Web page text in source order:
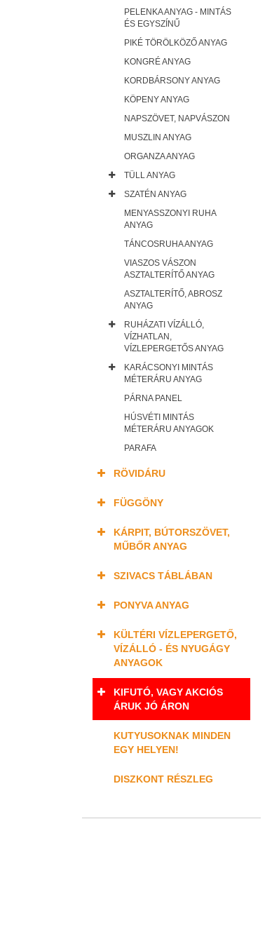
PELENKA ANYAG - MINTÁS
ÉS EGYSZÍNŰ
PIKÉ TÖRÖLKÖZŐ ANYAG
KONGRÉ ANYAG
KORDBÁRSONY ANYAG
KÖPENY ANYAG
NAPSZÖVET, NAPVÁSZON
MUSZLIN ANYAG
ORGANZA ANYAG
TÜLL ANYAG
SZATÉN ANYAG
MENYASSZONYI RUHA
ANYAG
TÁNCOSRUHA ANYAG
VIASZOS VÁSZON
ASZTALTERÍTŐ ANYAG
ASZTALTERÍTŐ, ABROSZ
ANYAG
RUHÁZATI VÍZÁLLÓ,
VÍZHATLAN,
VÍZLEPERGETŐS ANYAG
KARÁCSONYI MINTÁS
MÉTERÁRU ANYAG
PÁRNA PANEL
HÚSVÉTI MINTÁS
MÉTERÁRU ANYAGOK
PARAFA
RÖVIDÁRU
FÜGGÖNY
KÁRPIT, BÚTORSZÖVET,
MŰBŐR ANYAG
SZIVACS TÁBLÁBAN
PONYVA ANYAG
KÜLTÉRI VÍZLEPERGETŐ,
VÍZÁLLÓ - ÉS NYUGÁGY
ANYAGOK
KIFUTÓ, VAGY AKCIÓS
ÁRUK JÓ ÁRON
KUTYUSOKNAK MINDEN
EGY HELYEN!
DISZKONT RÉSZLEG